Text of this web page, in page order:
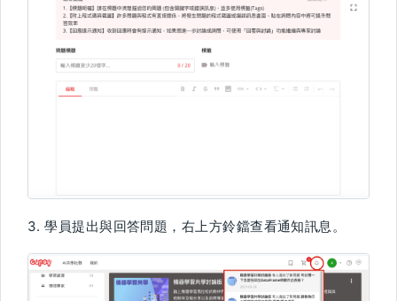
3. 學員提出與回答問題，右上方鈴鐺查看通知訊息。